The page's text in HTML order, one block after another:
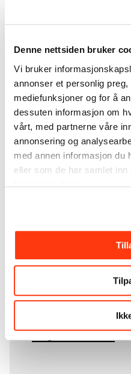
Denne nettsiden bruker
Vi bruker
annonser et personlig
mediefunksjoner og for å
dessuten informasjon om
vårt, med partnerne våre
annonsering og
med annen informasjon du
eller som de har samlet inn
tjenestene deres.
kunstnerskap.
samsvar med den
museumsobjekter,
kunstverk. I tillegg til
somEdvard Munch
kommune i 1940,
til Rolf Stenersen,
Ravensberg.
Merom MUNCHs
Les mer om bruk av
kunstnerskap
Den digitale